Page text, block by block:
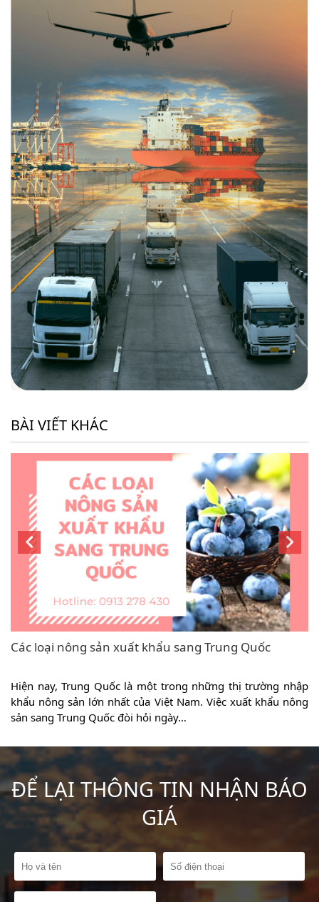
BÀI VIẾT KHÁC
Vẻ đẹp của Lệ Giang mùa thu hấp dẫn bất kỳ ai
Tóm tắt nội dung1 Khái quát về Lệ Giang1.1 Địa lý và khí
hậu của Lệ Giang1.2 Lịch sử và […]
ĐỂ LẠI THÔNG TIN NHẬN BÁO
GIÁ